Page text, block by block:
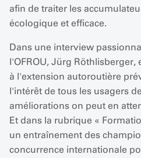
afin de traiter les
écologique et efficace.
Dans une interview
l'OFROU, Jürg
à l'extension autoroutière
l'intérêt de tous les usagers
améliorations on peut en
Et dans la rubrique «
un entraînement des
concurrence internationale